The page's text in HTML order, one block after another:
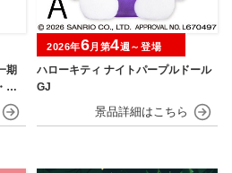
期
堀
ハローキティ ナイトパープルドール
GJ
2026年6月第4週～登場